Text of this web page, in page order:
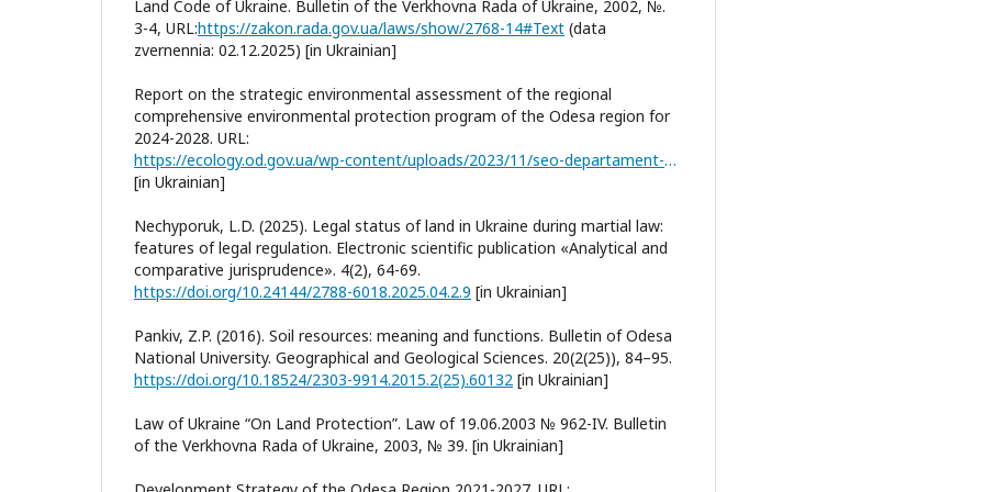
Land Code of Ukraine. Bulletin of the Verkhovna Rada of Ukraine, 2002, №.
3-4, URL:https://zakon.rada.gov.ua/laws/show/2768-14#Text (data
zvernennia: 02.12.2025) [in Ukrainian]
Report on the strategic environmental assessment of the regional
comprehensive environmental protection program of the Odesa region for
2024-2028. URL:
https://ecology.od.gov.ua/wp-content/uploads/2023/11/seo-departament-pdf/
[in Ukrainian]
Nechyporuk, L.D. (2025). Legal status of land in Ukraine during martial law:
features of legal regulation. Electronic scientific publication «Analytical and
comparative jurisprudence». 4(2), 64-69.
https://doi.org/10.24144/2788-6018.2025.04.2.9 [in Ukrainian]
Pankiv, Z.P. (2016). Soil resources: meaning and functions. Bulletin of Odesa
National University. Geographical and Geological Sciences. 20(2(25)), 84–95.
https://doi.org/10.18524/2303-9914.2015.2(25).60132 [in Ukrainian]
Law of Ukraine “On Land Protection”. Law of 19.06.2003 № 962-IV. Bulletin
of the Verkhovna Rada of Ukraine, 2003, № 39. [in Ukrainian]